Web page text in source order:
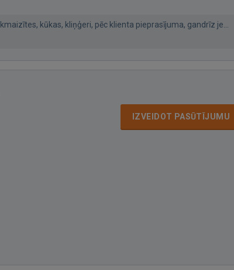
kūkas, kliņģeri, pēc klienta pieprasījuma, gandrīz je...
IZVEIDOT PASŪTĪJUMU